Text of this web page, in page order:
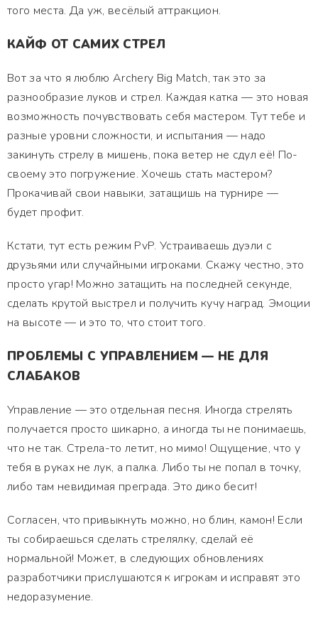
того места. Да уж, весёлый аттракцион.
КАЙФ ОТ САМИХ СТРЕЛ
Вот за что я люблю Archery Big Match, так это за
разнообразие луков и стрел. Каждая катка — это новая
возможность почувствовать себя мастером. Тут тебе и
разные уровни сложности, и испытания — надо
закинуть стрелу в мишень, пока ветер не сдул её! По-
своему это погружение. Хочешь стать мастером?
Прокачивай свои навыки, затащишь на турнире —
будет профит.
Кстати, тут есть режим PvP. Устраиваешь дуэли с
друзьями или случайными игроками. Скажу честно, это
просто угар! Можно затащить на последней секунде,
сделать крутой выстрел и получить кучу наград. Эмоции
на высоте — и это то, что стоит того.
ПРОБЛЕМЫ С УПРАВЛЕНИЕМ — НЕ ДЛЯ
СЛАБАКОВ
Управление — это отдельная песня. Иногда стрелять
получается просто шикарно, а иногда ты не понимаешь,
что не так. Стрела-то летит, но мимо! Ощущение, что у
тебя в руках не лук, а палка. Либо ты не попал в точку,
либо там невидимая преграда. Это дико бесит!
Согласен, что привыкнуть можно, но блин, камон! Если
ты собираешься сделать стрелялку, сделай её
нормальной! Может, в следующих обновлениях
разработчики прислушаются к игрокам и исправят это
недоразумение.